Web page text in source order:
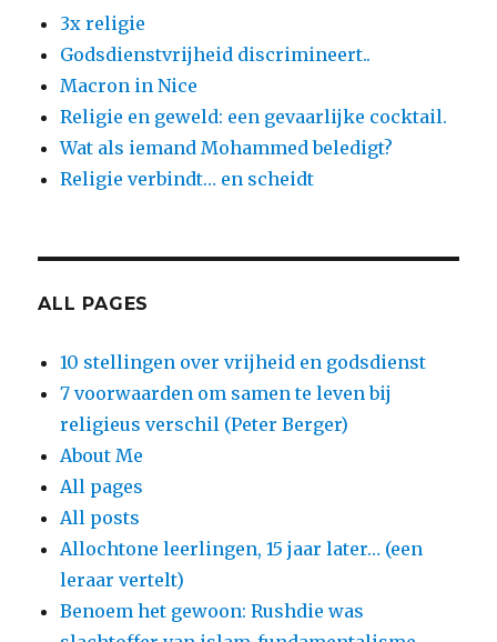
3x religie
Godsdienstvrijheid discrimineert..
Macron in Nice
Religie en geweld: een gevaarlijke cocktail.
Wat als iemand Mohammed beledigt?
Religie verbindt… en scheidt
ALL PAGES
10 stellingen over vrijheid en godsdienst
7 voorwaarden om samen te leven bij
religieus verschil (Peter Berger)
About Me
All pages
All posts
Allochtone leerlingen, 15 jaar later… (een
leraar vertelt)
Benoem het gewoon: Rushdie was